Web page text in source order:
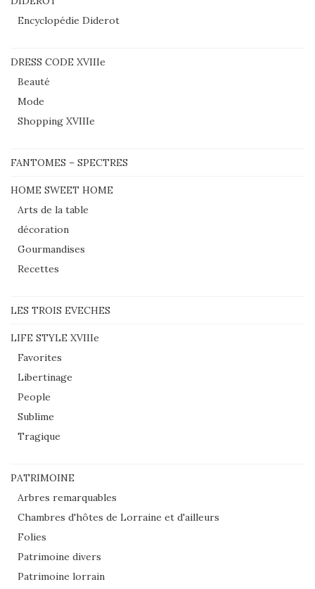
Encyclopédie Diderot
DRESS CODE XVIIIe
Beauté
Mode
Shopping XVIIIe
FANTOMES – SPECTRES
HOME SWEET HOME
Arts de la table
décoration
Gourmandises
Recettes
LES TROIS EVECHES
LIFE STYLE XVIIIe
Favorites
Libertinage
People
Sublime
Tragique
PATRIMOINE
Arbres remarquables
Chambres d'hôtes de Lorraine et d'ailleurs
Folies
Patrimoine divers
Patrimoine lorrain